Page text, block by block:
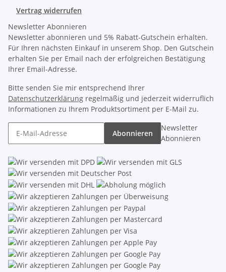
Vertrag widerrufen
Newsletter Abonnieren
Newsletter abonnieren und 5% Rabatt-Gutschein erhalten.
Für Ihren nächsten Einkauf in unserem Shop. Den Gutschein
erhalten Sie per Email nach der erfolgreichen Bestätigung
Ihrer Email-Adresse.
Bitte senden Sie mir entsprechend Ihrer
Datenschutzerklärung regelmäßig und jederzeit widerruflich
Informationen zu Ihrem Produktsortiment per E-Mail zu.
Abonnieren
Newsletter
Abonnieren